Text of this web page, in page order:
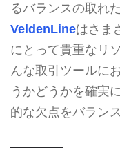
るバランスの取れ
VeldenLineはさま
にとって貴重なリ
んな取引ツールに
うかどうかを確実
的な欠点をバラン